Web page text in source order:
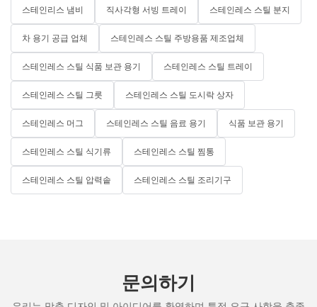
스테인리스 냄비 직사각형 서빙 트레이 스테인레스 스틸 분지
차 용기 공급 업체 스테인레스 스틸 주방용품 제조업체
스테인레스 스틸 식품 보관 용기 스테인레스 스틸 트레이
스테인레스 스틸 그릇 스테인레스 스틸 도시락 상자
스테인레스 머그 스테인레스 스틸 음료 용기 식품 보관 용기
스테인레스 스틸 식기류 스테인레스 스틸 찜통
스테인레스 스틸 압력솥 스테인레스 스틸 조리기구
문의하기